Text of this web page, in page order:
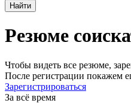
Найти
Резюме
Чтобы видеть все резюме,
После регистрации покажем
Зарегистрироваться
За всё время